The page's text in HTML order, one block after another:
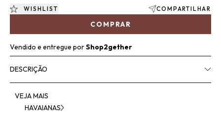
COMPRAR
WISHLIST COMPARTILHAR
Vendido e entregue porShop2gether
DESCRIÇÃO
VEJA MAIS
HAVAIANAS